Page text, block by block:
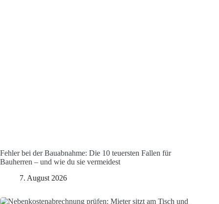
Fehler bei der Bauabnahme: Die 10 teuersten Fallen für
Bauherren – und wie du sie vermeidest
7. August 2026